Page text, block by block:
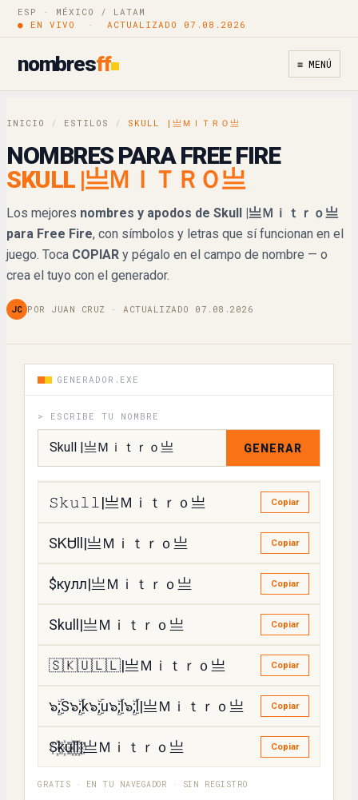
ESP · MÉXICO / LATAM
● EN VIVO · ACTUALIZADO 07.08.2026
nombresff ≡ MENÚ
INICIO / ESTILOS / SKULL |亗ＭＩＴＲＯ亗
NOMBRES PARA FREE FIRE
SKULL |亗ＭＩＴＲＯ亗
Los mejores nombres y apodos de Skull |亗Ｍｉｔｒｏ亗
para Free Fire, con símbolos y letras que sí funcionan en el
juego. Toca COPIAR y pégalo en el campo de nombre — o
crea el tuyo con el generador.
JC POR JUAN CRUZ · ACTUALIZADO 07.08.2026
GENERADOR.EXE
> ESCRIBE TU NOMBRE
GENERAR
Sƙ☋ᒪᒪ|亗Ｍｉｔｒｏ亗
𝔖𝔨𝔲𝔩𝔩|亗Ｍｉｔｒｏ亗 Copiar
𝓢𝓴𝓾𝓵𝓵|亗Ｍｉｔｒｏ亗 Copiar
𝕊𝕜𝕦𝕝𝕝|亗Ｍｉｔｒｏ亗
𝐒𝐤𝐮𝐥𝐥|亗Ｍｉｔｒｏ亗 Copiar
𝙎𝙠𝙪𝙡𝙡|亗Ｍｉｔｒｏ亗 Copiar
ꌚkull|亗Ｍｉｔｒｏ亗
ꇙkull|亗Ｍｉｔｒｏ亗
𝚂𝚔𝚞𝚕𝚕|亗Ｍｉｔｒｏ亗 Copiar
SᏦᏌll|亗Ｍｉｔｒｏ亗 Copiar
$кулл|亗Ｍｉｔｒｏ亗 Copiar
Skull|亗Ｍｉｔｒｏ亗 Copiar
🇸🇰🇺🇱🇱|亗Ｍｉｔｒｏ亗 Copiar
๖ۣۜ;S๖ۣۜ;k๖ۣۜ;u๖ۣۜ;l๖ۣۜ;l|亗Ｍｉｔｒｏ亗 Copiar
S꙰k꙰u꙰l꙰l꙰|亗Ｍｉｔｒｏ亗 Copiar
GRATIS · EN TU NAVEGADOR · SIN REGISTRO